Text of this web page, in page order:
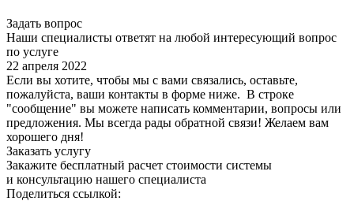
Задать вопрос
Наши специалисты ответят на любой интересующий вопрос
по услуге
22 апреля 2022
Если вы хотите, чтобы мы с вами связались, оставьте,
пожалуйста, ваши контакты в форме ниже. В строке
"сообщение" вы можете написать комментарии, вопросы или
предложения. Мы всегда рады обратной связи! Желаем вам
хорошего дня!
Заказать услугу
Закажите бесплатный расчет стоимости системы
и консультацию нашего специалиста
Поделиться ссылкой: